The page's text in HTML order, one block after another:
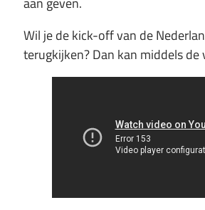
Wil je de kick-off van de
terugkijken? Dan kan middels